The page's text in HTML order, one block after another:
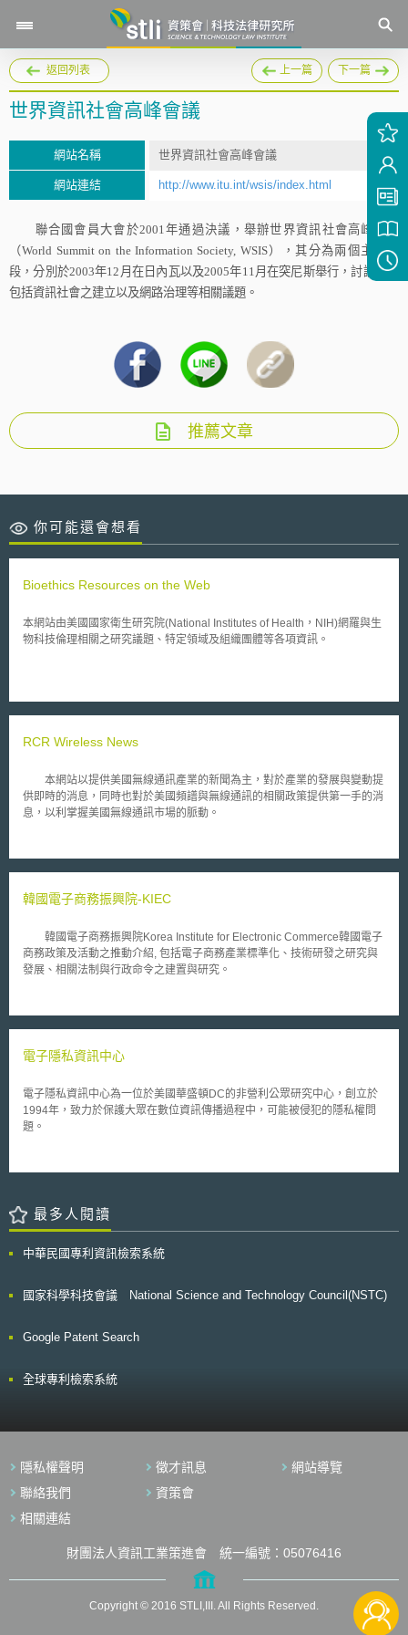
返回列表 上一篇 下一篇
世界資訊社會高峰會議
網站名稱 世界資訊社會高峰會議
網站連結 http://www.itu.int/wsis/index.html
聯合國會員大會於2001年通過決議，舉辦世界資訊社會高峰會議
（World Summit on the Information Society, WSIS），其分為兩個主要階
段，分別於2003年12 月在日內瓦以及2005年11月在突尼斯舉行，討論議題
包括資訊社會之建立以及網路治理等相關議題。
推薦文章
你可能還會想看
Bioethics Resources on the Web
本網站由美國國家衛生研究院(National Institutes of Health，NIH)網羅與生
物科技倫理相關之研究議題、特定領域及組織團體等各項資訊。
RCR Wireless News
本網站以提供美國無線通訊產業的新聞為主，對於產業的發展與變動提
供即時的消息，同時也對於美國頻譜與無線通訊的相關政策提供第一手的消
息，以利掌握美國無線通訊市場的脈動。
韓國電子商務振興院-KIEC
韓國電子商務振興院Korea Institute for Electronic Commerce韓國電子
商務政策及活動之推動介紹, 包括電子商務產業標準化、技術研發之研究與
發展、相關法制與行政命令之建置與研究。
電子隱私資訊中心
電子隱私資訊中心為一位於美國華盛頓DC的非營利公眾研究中心，創立於
1994年，致力於保護大眾在數位資訊傳播過程中，可能被侵犯的隱私權問
題。
最多人閱讀
中華民國專利資訊檢索系統
國家科學科技會議 National Science and Technology Council(NSTC)
Google Patent Search
全球專利檢索系統
隱私權聲明 徵才訊息
網站導覽
聯絡我們
資策會
相關連結
財團法人資訊工業策進會 統一編號：05076416
Copyright © 2016 STLI,III. All Rights Reserved.